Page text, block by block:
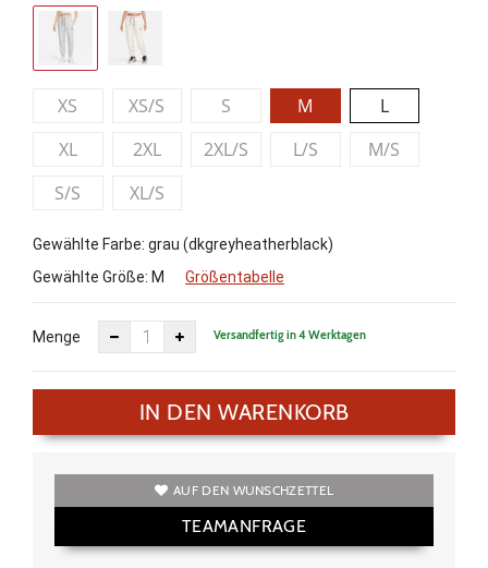
XS XS/S S M
L
XL
2XL 2XL/S L/S
M/S
S/S
XL/S
Gewählte Farbe: grau (dkgreyheatherblack)
Gewählte Größe: M Größentabelle
Menge Versandfertig in 4 Werktagen
IN DEN WARENKORB
AUF DEN WUNSCHZETTEL
TEAMANFRAGE